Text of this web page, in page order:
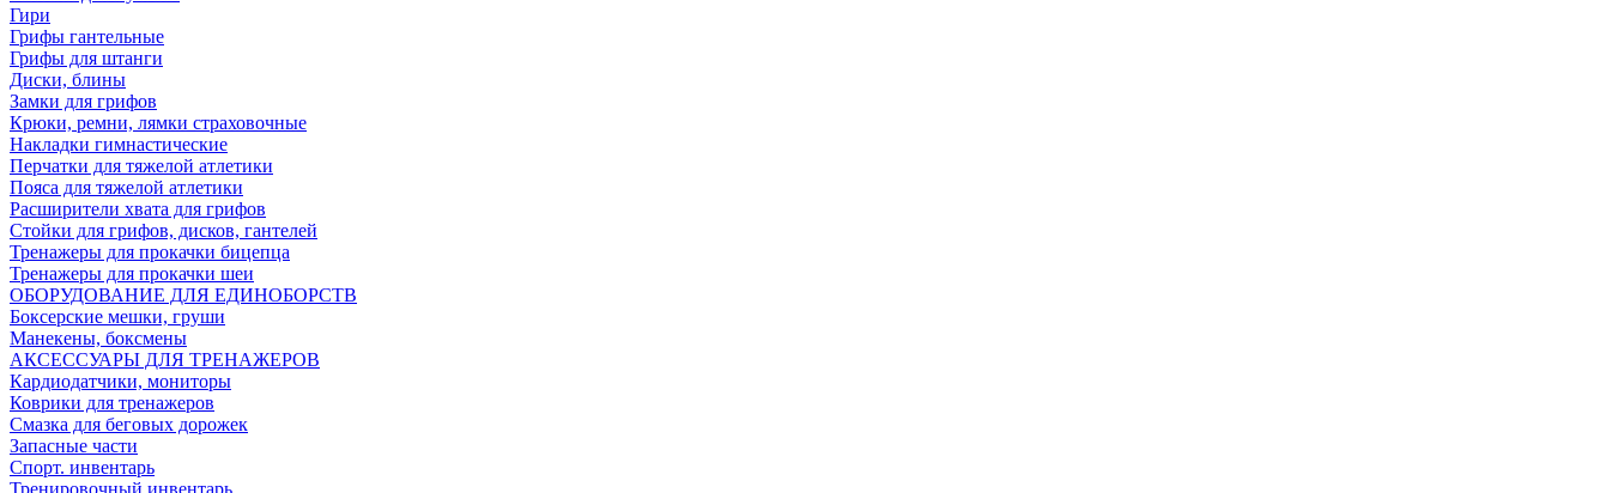
Гири
Грифы гантельные
Грифы для штанги
Диски, блины
Замки для грифов
Крюки, ремни, лямки страховочные
Накладки гимнастические
Перчатки для тяжелой атлетики
Пояса для тяжелой атлетики
Расширители хвата для грифов
Стойки для грифов, дисков, гантелей
Тренажеры для прокачки бицепца
Тренажеры для прокачки шеи
ОБОРУДОВАНИЕ ДЛЯ ЕДИНОБОРСТВ
Боксерские мешки, груши
Манекены, боксмены
АКСЕССУАРЫ ДЛЯ ТРЕНАЖЕРОВ
Кардиодатчики, мониторы
Коврики для тренажеров
Смазка для беговых дорожек
Запасные части
Спорт. инвентарь
Тренировочный инвентарь